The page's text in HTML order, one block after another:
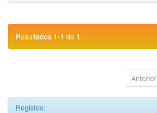
Resultados 1-1 de 1.
Anterior
Registos: